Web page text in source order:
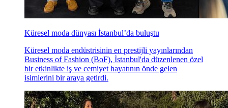
Küresel moda dünyası İstanbul’da buluştu
Küresel moda endüstrisinin en prestijli yayınlarından
Business of Fashion (BoF), İstanbul'da düzenlenen özel
bir etkinlikte iş ve cemiyet hayatının önde gelen
isimlerini bir araya getirdi.